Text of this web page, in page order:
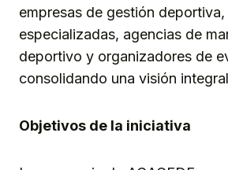
empresas de gestión
especializadas, agencias de
deportivo y organizadores de
consolidando una visión
Objetivos de la iniciativa